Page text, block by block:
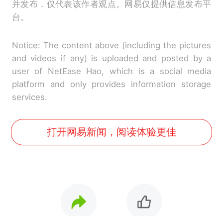
并发布，仅代表该作者观点。网易仅提供信息发布平
台。
Notice: The content above (including the pictures
and videos if any) is uploaded and posted by a
user of NetEase Hao, which is a social media
platform and only provides information storage
services.
打开网易新闻，阅读体验更佳